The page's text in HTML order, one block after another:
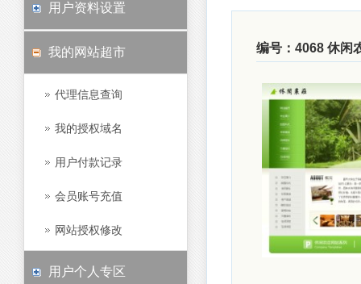
用户资料设置
我的网站超市
代理信息查询
我的授权域名
用户付款记录
会员账号充值
网站授权修改
用户个人专区
编号：4068 休闲